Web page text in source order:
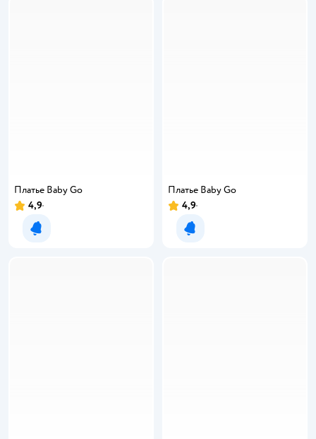
Платье Baby Gо
4,9
Уведомить о появлении
Платье Baby Gо
4,9
Уведомить о появлении